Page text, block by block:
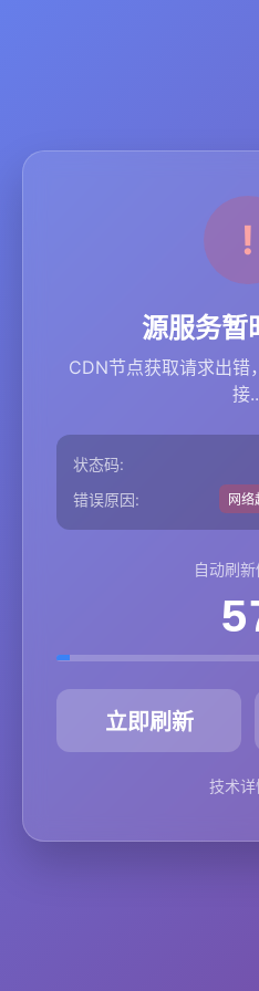
源服务暂
CDN节点获取请求出错
接
状态码:
错误原因: 网
自动刷
立即刷新
技术详